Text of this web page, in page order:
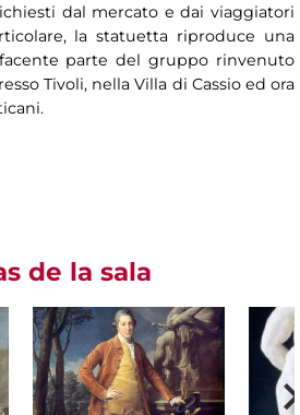
dal mercato e dai viaggiatori
la statuetta riproduce una
parte del gruppo rinvenuto
Tivoli, nella Villa di Cassio ed ora
de la sala